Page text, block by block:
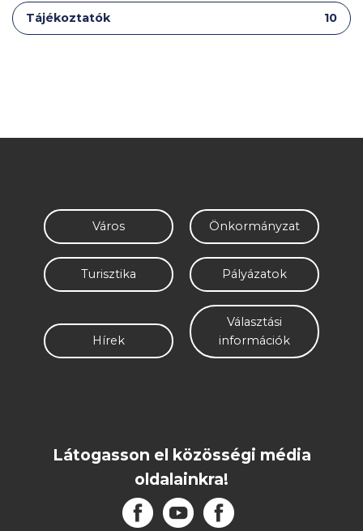
Tájékoztatók 10
Város Önkormányzat
Turisztika Pályázatok
Hírek
Választási
információk
Látogasson el közösségi média
oldalainkra!